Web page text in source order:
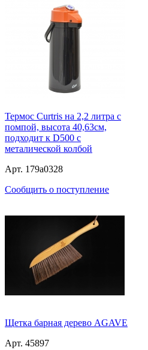
Термос Curtris на 2,2 литра с
помпой, высота 40,63см,
подходит к D500 с
металической колбой
Арт. 179a0328
Сообщить о поступление
Щетка барная дерево AGAVE
Арт. 45897